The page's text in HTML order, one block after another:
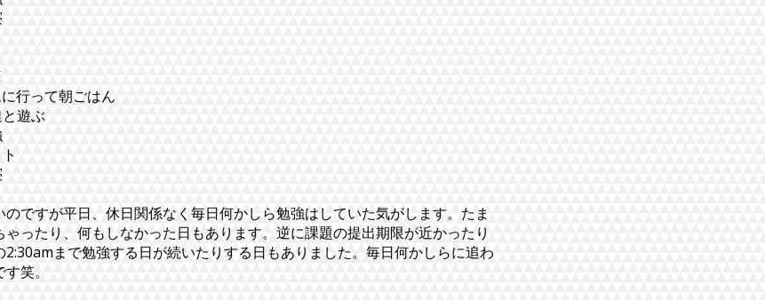
て朝ごはん
遊ぶ
ですが平日、休日関係なく毎日何かしら勉強はしていた気がします。たま
ったり、何もしなかった日もあります。逆に課題の提出期限が近かったり
まで勉強する日が続いたりする日もありました。毎日何かしらに追わ
笑。